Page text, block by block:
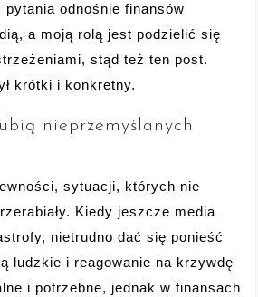
odnośnie finansów
a moją rolą jest podzielić się
stąd też ten post.
krótki i konkretny.
nieprzemyślanych
sytuacji, których nie
Kiedy jeszcze media
nietrudno dać się ponieść
ludzkie i reagowanie na krzywdę
i potrzebne, jednak w finansach